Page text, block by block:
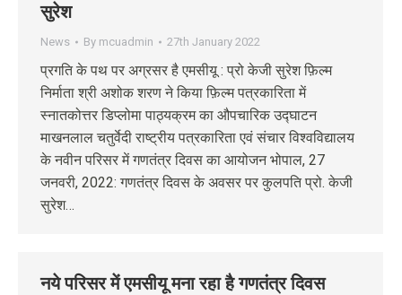
सुरेश
News By mcuadmin 27th January 2022
प्रगति के पथ पर अग्रसर है एमसीयू : प्रो केजी सुरेश फ़िल्म
निर्माता श्री अशोक शरण ने किया फ़िल्म पत्रकारिता में
स्नातकोत्तर डिप्लोमा पाठ्यक्रम का औपचारिक उद्घाटन
माखनलाल चतुर्वेदी राष्ट्रीय पत्रकारिता एवं संचार विश्वविद्यालय
के नवीन परिसर में गणतंत्र दिवस का आयोजन भोपाल, 27
जनवरी, 2022: गणतंत्र दिवस के अवसर पर कुलपति प्रो. केजी
सुरेश…
नये परिसर में एमसीयू मना रहा है गणतंत्र दिवस